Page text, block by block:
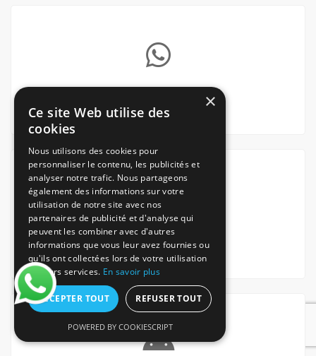
Via Whatsapp
Via notre App iOS
×
Ce site Web utilise des
cookies
Nous utilisons des cookies pour
personnaliser le contenu, les publicités et
analyser notre trafic. Nous partageons
également des informations sur votre
utilisation de notre site avec nos
partenaires de publicité et d'analyse qui
peuvent les combiner avec d'autres
informations que vous leur avez fournies ou
qu'ils ont collectées lors de votre utilisation
de leurs services. En savoir plus
ACCEPTER TOUT REFUSER TOUT
POWERED BY COOKIESCRIPT